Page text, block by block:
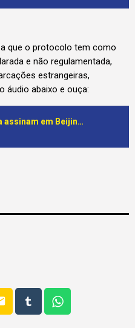
que o protocolo tem como
e não regulamentada,
estrangeiras,
áudio abaixo e ouça:
Angola e China assinam em Beijing, memorados de entendimento no quadro da cooperação bilateral no sector das pescas